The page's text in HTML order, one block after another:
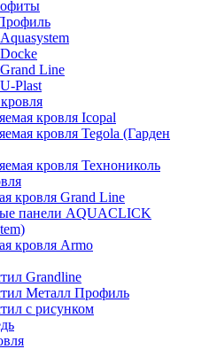
Line
Plast
кровля Icopal
кровля Tegola (Гарден
кровля Технониколь
кровля Grand Line
панели AQUACLICK
кровля Armo
Grandline
Металл Профиль
с рисунком